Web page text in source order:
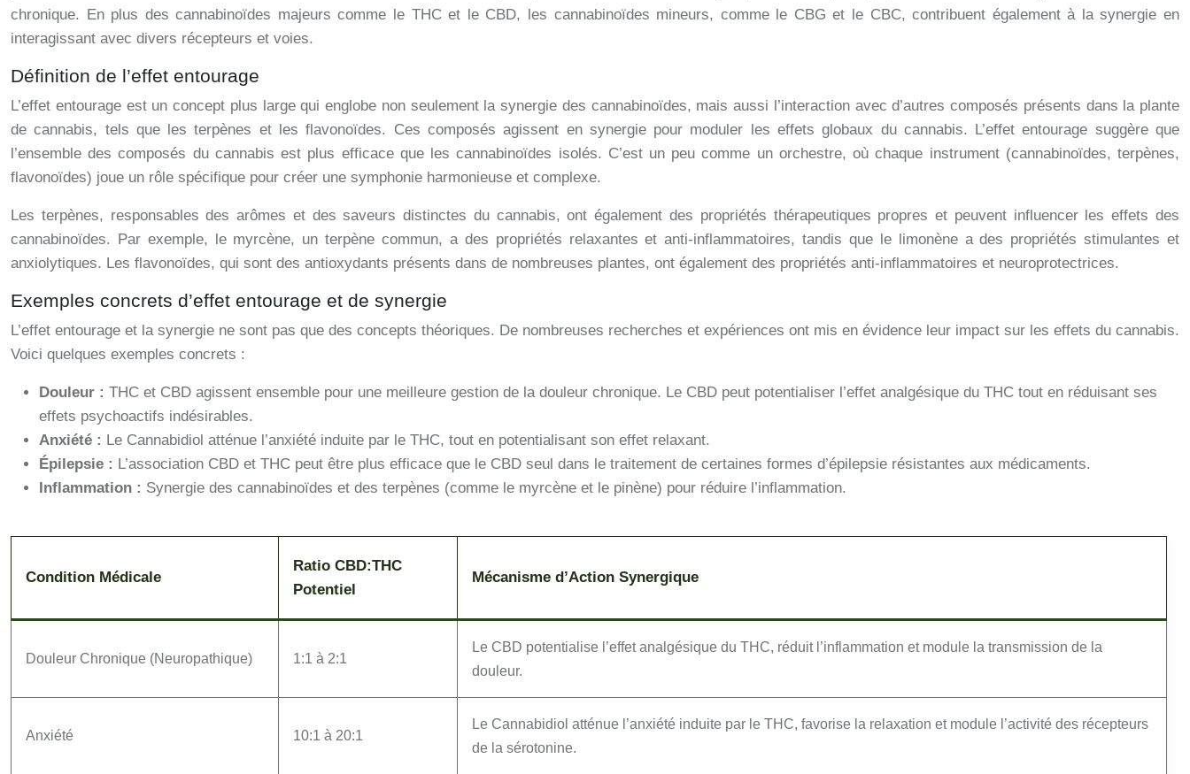
chronique. En plus des cannabinoïdes majeurs comme le THC et le CBD, les cannabinoïdes mineurs, comme le CBG et le CBC, contribuent également à la synergie en
interagissant avec divers récepteurs et voies.
Définition de l’effet entourage
L’effet entourage est un concept plus large qui englobe non seulement la synergie des cannabinoïdes, mais aussi l’interaction avec d’autres composés présents dans la plante
de cannabis, tels que les terpènes et les flavonoïdes. Ces composés agissent en synergie pour moduler les effets globaux du cannabis. L’effet entourage suggère que
l’ensemble des composés du cannabis est plus efficace que les cannabinoïdes isolés. C’est un peu comme un orchestre, où chaque instrument (cannabinoïdes, terpènes,
flavonoïdes) joue un rôle spécifique pour créer une symphonie harmonieuse et complexe.
Les terpènes, responsables des arômes et des saveurs distinctes du cannabis, ont également des propriétés thérapeutiques propres et peuvent influencer les effets des
cannabinoïdes. Par exemple, le myrcène, un terpène commun, a des propriétés relaxantes et anti-inflammatoires, tandis que le limonène a des propriétés stimulantes et
anxiolytiques. Les flavonoïdes, qui sont des antioxydants présents dans de nombreuses plantes, ont également des propriétés anti-inflammatoires et neuroprotectrices.
Exemples concrets d’effet entourage et de synergie
L’effet entourage et la synergie ne sont pas que des concepts théoriques. De nombreuses recherches et expériences ont mis en évidence leur impact sur les effets du cannabis.
Voici quelques exemples concrets :
Douleur : THC et CBD agissent ensemble pour une meilleure gestion de la douleur chronique. Le CBD peut potentialiser l’effet analgésique du THC tout en réduisant ses
effets psychoactifs indésirables.
Anxiété : Le Cannabidiol atténue l’anxiété induite par le THC, tout en potentialisant son effet relaxant.
Épilepsie : L’association CBD et THC peut être plus efficace que le CBD seul dans le traitement de certaines formes d’épilepsie résistantes aux médicaments.
Inflammation : Synergie des cannabinoïdes et des terpènes (comme le myrcène et le pinène) pour réduire l’inflammation.
Condition Médicale
Ratio CBD:THC
Potentiel
Mécanisme d’Action Synergique
Douleur Chronique (Neuropathique) 1:1 à 2:1
Le CBD potentialise l’effet analgésique du THC, réduit l’inflammation et module la transmission de la
douleur.
Anxiété 10:1 à 20:1
Le Cannabidiol atténue l’anxiété induite par le THC, favorise la relaxation et module l’activité des récepteurs
de la sérotonine.